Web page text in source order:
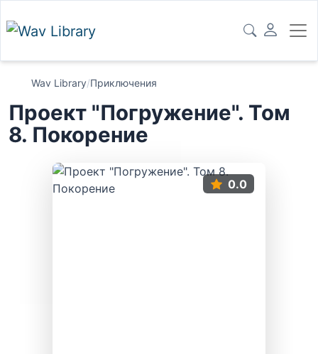
Wav Library/Приключения
Проект "Погружение". Том
8. Покорение
0.0